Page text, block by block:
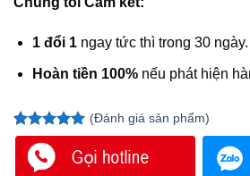
1 đổi 1ngay tức thì trong 30 ngày.
Hoàn tiền 100%nếu phát hiện
5.00trên 5
dựa trên
1
đánh giá
(Đánh giá sản phẩm)